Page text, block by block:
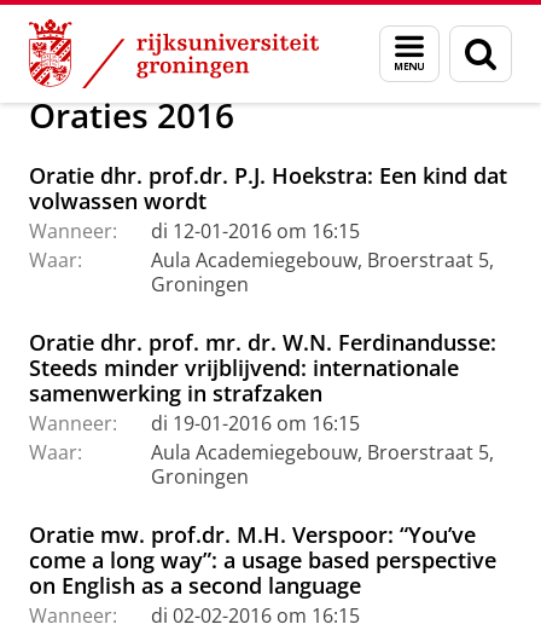
Skip
Content
Skip
Navigation
Menu
en
zoeken
Over ons Actueel Evenementen Oraties
Oraties 2016
Oratie dhr. prof.dr. P.J. Hoekstra: Een kind dat
volwassen wordt
Wanneer:
di 12-01-2016 om 16:15
Waar:
Aula Academiegebouw, Broerstraat 5,
Groningen
Oratie dhr. prof. mr. dr. W.N. Ferdinandusse:
Steeds minder vrijblijvend: internationale
samenwerking in strafzaken
Wanneer:
di 19-01-2016 om 16:15
Waar:
Aula Academiegebouw, Broerstraat 5,
Groningen
Oratie mw. prof.dr. M.H. Verspoor: “You’ve
come a long way”: a usage based perspective
on English as a second language
Wanneer:
di 02-02-2016 om 16:15